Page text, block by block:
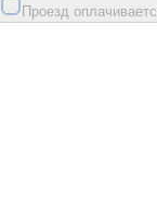
Проезд